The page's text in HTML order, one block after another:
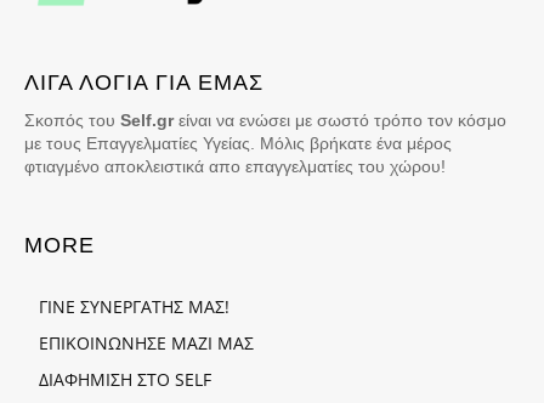
ΛΙΓΑ ΛΟΓΙΑ ΓΙΑ ΕΜΑΣ
Σκοπός του Self.grείναι να ενώσει με σωστό τρόπο τον κόσμο
με τους Επαγγελματίες Υγείας. Μόλις βρήκατε ένα μέρος
φτιαγμένο αποκλειστικά απο επαγγελματίες του χώρου!
MORE
ΓΙΝΕ ΣΥΝΕΡΓΑΤΗΣ ΜΑΣ!
ΕΠΙΚΟΙΝΩΝΗΣΕ ΜΑΖΙ ΜΑΣ
ΔΙΑΦΗΜΙΣΗ ΣΤΟ SELF